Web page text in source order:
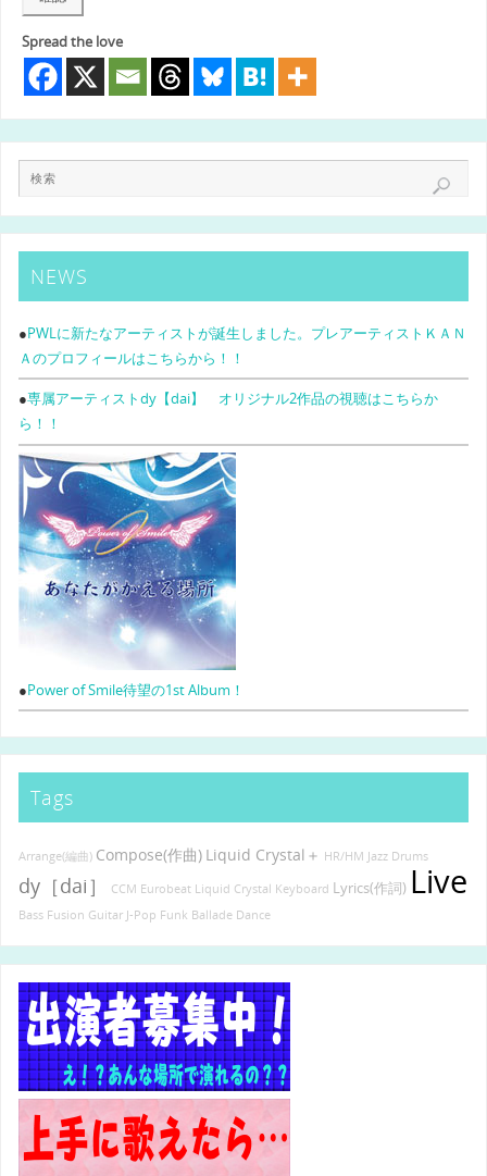
Spread the love
NEWS
●PWLに新たなアーティストが誕生しました。プレアーティストＫＡＮ
Ａのプロフィールはこちらから！！
●専属アーティストdy【dai】 オリジナル2作品の視聴はこちらか
ら！！
●Power of Smile待望の1st Album！
Tags
Arrange(編曲) Compose(作曲) Liquid Crystal＋ HR/HM Jazz Drums
dy［dai］ CCM Eurobeat Liquid Crystal Keyboard Lyrics(作詞) Live
Bass Fusion Guitar J-Pop Funk Ballade Dance